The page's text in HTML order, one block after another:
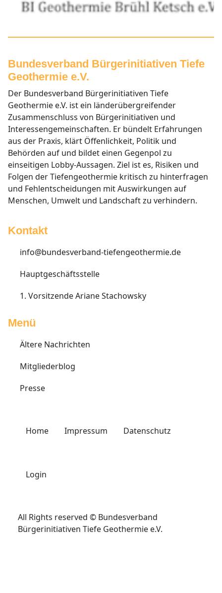
Bundesverband Bürgerinitiativen Tiefe
Geothermie e.V.
Der Bundesverband Bürgerinitiativen Tiefe
Geothermie e.V. ist ein länderübergreifender
Zusammenschlussvon Bürgerinitiativen und
Interessengemeinschaften. Er bündelt Erfahrungen
aus der Praxis, klärt Öffenlichkeit, Politik und
Behörden auf und bildet einen Gegenpol zu
einseitigen Lobby-Aussagen. Ziel ist es, Risiken und
Folgen der Tiefengeothermie kritisch zu hinterfragen
und Fehlentscheidungen mit Auswirkungen auf
Menschen, Umwelt und Landschaft zu verhindern.
Kontakt
info@bundesverband-tiefengeothermie.de
Hauptgeschäftsstelle
1. Vorsitzende Ariane Stachowsky
Menü
Ältere Nachrichten
Mitgliederblog
Presse
Home Impressum Datenschutz
Login
All Rights reserved © Bundesverband
Bürgerinitiativen Tiefe Geothermie e.V.